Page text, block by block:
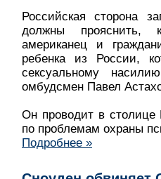
Российская сторона
должны прояснить,
американец и
ребенка из России,
сексуальному
омбудсмен Павел
Он проводит в столице
по проблемам охраны
Подробнее »